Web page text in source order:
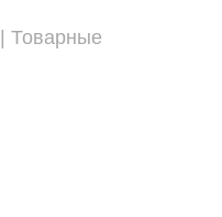
| Товарные